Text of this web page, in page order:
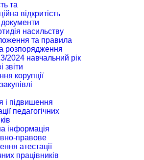
та
відкритість
документи
насильству
та правила
розпорядження
2024 навчальний рік
звіти
корупції
і підвишення
педагогічних
інформація
правове
атестації
працівників